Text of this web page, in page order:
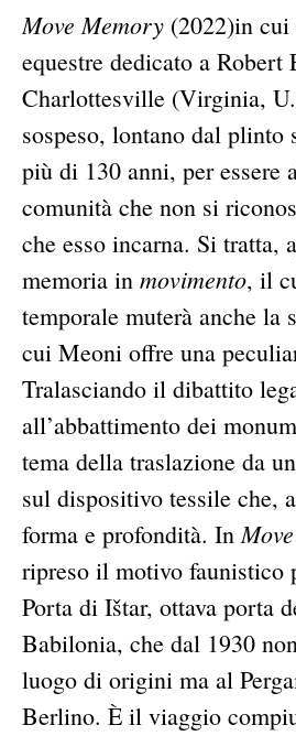
Move Memory (2022)in
equestre dedicato a Robert
Charlottesville (Virginia,
sospeso, lontano dal plinto
più di 130 anni, per essere
comunità che non si
che esso incarna. Si tratta,
memoria in movimento, il
temporale muterà anche la
cui Meoni offre una
Tralasciando il dibattito
all’abbattimento dei
tema della traslazione da
sul dispositivo tessile che,
forma e profondità. In
ripreso il motivo faunistico
Porta di Ištar, ottava porta
Babilonia, che dal 1930
luogo di origini ma al
Berlino. È il viaggio